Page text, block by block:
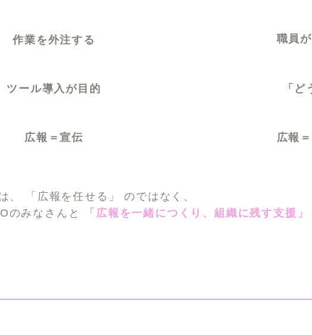
作業を外注する
ツール導入が目的
広報＝宣伝
職員
「
広報
、 「広報を任せる」 のではなく、
のみなさんと
「広報を一緒につくり、組織に残す支援」